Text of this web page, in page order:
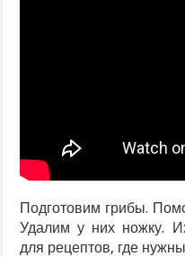
Подготовим грибы.
Удалим у них ножку.
для рецептов, где